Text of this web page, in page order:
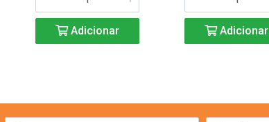
Adicionar Adicionar